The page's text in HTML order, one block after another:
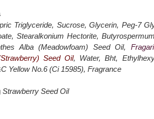
Triglyceride, Sucrose, Glycerin, Peg-7
Stearalkonium Hectorite,
Alba (Meadowfoam) Seed Oil,
Seed Oil, Water, Bht,
Yellow No.6 (Ci 15985), Fragrance
Strawberry Seed Oil